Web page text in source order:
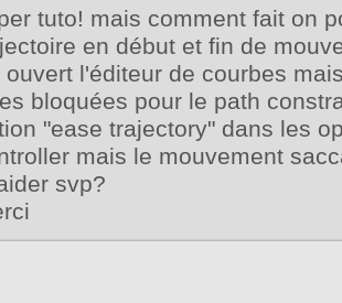
tuto! mais comment fait on
en début et fin de
ouvert l'éditeur de courbes
bloquées pour le path
"ease trajectory" dans les
mais le mouvement
svp?